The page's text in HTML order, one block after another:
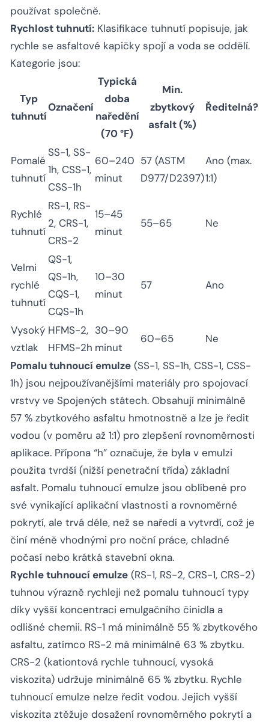
používat společně.
Rychlost tuhnutí: Klasifikace tuhnutí popisuje, jak
rychle se asfaltové kapičky spojí a voda se oddělí.
Kategorie jsou:
Typ
tuhnutí
Označení
Typická
doba
naředění
(70 °F)
Min.
zbytkový
asfalt (%)
Ředitelná?
Pomalé
tuhnutí
SS-1, SS-
1h, CSS-1,
CSS-1h
60–240
minut
57 (ASTM
D977/D2397)
Ano (max.
1:1)
Rychlé
tuhnutí
RS-1, RS-
2, CRS-1,
CRS-2
15–45
minut
55–65 Ne
Velmi
rychlé
tuhnutí
QS-1,
QS-1h,
CQS-1,
CQS-1h
10–30
minut
57 Ano
Vysoký
vztlak
HFMS-2,
HFMS-2h
30–90
minut
60–65 Ne
Pomalu tuhnoucí emulze (SS-1, SS-1h, CSS-1, CSS-
1h) jsou nejpoužívanějšími materiály pro spojovací
vrstvy ve Spojených státech. Obsahují minimálně
57 % zbytkového asfaltu hmotnostně a lze je ředit
vodou (v poměru až 1:1) pro zlepšení rovnoměrnosti
aplikace. Přípona “h” označuje, že byla v emulzi
použita tvrdší (nižší penetrační třída) základní
asfalt. Pomalu tuhnoucí emulze jsou oblíbené pro
své vynikající aplikační vlastnosti a rovnoměrné
pokrytí, ale trvá déle, než se naředí a vytvrdí, což je
činí méně vhodnými pro noční práce, chladné
počasí nebo krátká stavební okna.
Rychle tuhnoucí emulze (RS-1, RS-2, CRS-1, CRS-2)
tuhnou výrazně rychleji než pomalu tuhnoucí typy
díky vyšší koncentraci emulgačního činidla a
odlišné chemii. RS-1 má minimálně 55 % zbytkového
asfaltu, zatímco RS-2 má minimálně 63 % zbytku.
CRS-2 (kationtová rychle tuhnoucí, vysoká
viskozita) udržuje minimálně 65 % zbytku. Rychle
tuhnoucí emulze nelze ředit vodou. Jejich vyšší
viskozita ztěžuje dosažení rovnoměrného pokrytí a